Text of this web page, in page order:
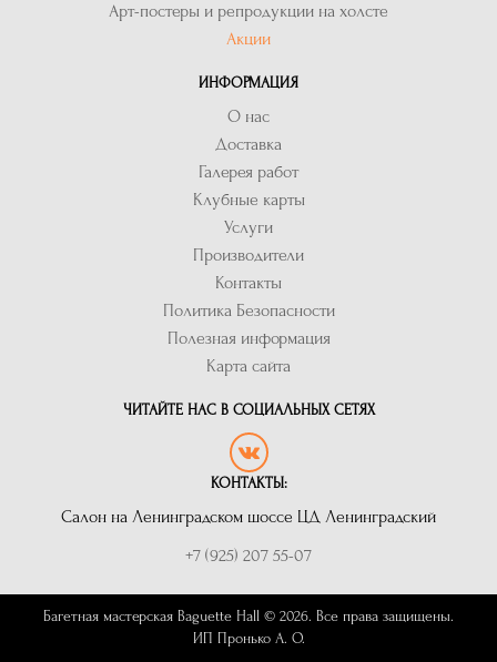
Арт-постеры и репродукции на холсте
Акции
ИНФОРМАЦИЯ
О нас
Доставка
Галерея работ
Клубные карты
Услуги
Производители
Контакты
Политика Безопасности
Полезная информация
Карта сайта
ЧИТАЙТЕ НАС В СОЦИАЛЬНЫХ СЕТЯХ
КОНТАКТЫ:
Салон на Ленинградском шоссе ЦД Ленинградский
+7 (925) 207 55-07
Багетная мастерская Baguette Hall © 2026. Все права защищены.
ИП Пронько А. О.